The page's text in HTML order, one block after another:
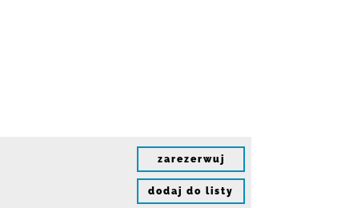
zarezerwuj
dodaj do listy